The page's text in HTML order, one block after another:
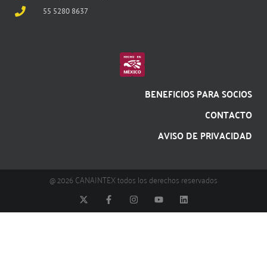
55 5280 8637
BENEFICIOS PARA SOCIOS
CONTACTO
AVISO DE PRIVACIDAD
@ 2026 CANAINTEX todos los derechos reservados